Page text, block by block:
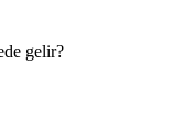
gelir?